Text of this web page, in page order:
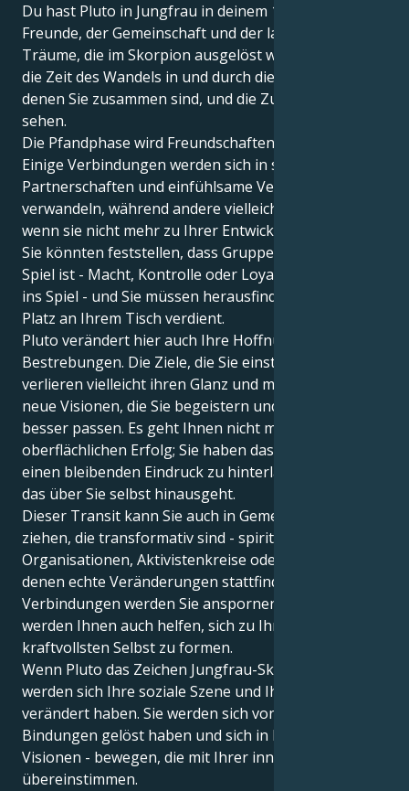
Du hast Pluto in Jungfrau in deinem 11. Haus der
Freunde, der Gemeinschaft und der langfristigen
Träume, die im Skorpion ausgelöst werden! Dies ist
die Zeit des Wandels in und durch die Menschen, mit
denen Sie zusammen sind, und die Zukunft, die Sie
sehen.
Die Pfandphase wird Freundschaften intensivieren.
Einige Verbindungen werden sich in starke
Partnerschaften und einfühlsame Verbindungen
verwandeln, während andere vielleicht verblassen,
wenn sie nicht mehr zu Ihrer Entwicklung beitragen.
Sie könnten feststellen, dass Gruppendynamik im
Spiel ist - Macht, Kontrolle oder Loyalität kommen
ins Spiel - und Sie müssen herausfinden, wer einen
Platz an Ihrem Tisch verdient.
Pluto verändert hier auch Ihre Hoffnungen und
Bestrebungen. Die Ziele, die Sie einst verfolgten,
verlieren vielleicht ihren Glanz und machen Platz für
neue Visionen, die Sie begeistern und die Ihnen
besser passen. Es geht Ihnen nicht mehr um
oberflächlichen Erfolg; Sie haben das Bedürfnis,
einen bleibenden Eindruck zu hinterlassen, etwas,
das über Sie selbst hinausgeht.
Dieser Transit kann Sie auch in Gemeinschaften
ziehen, die transformativ sind - spirituelle
Organisationen, Aktivistenkreise oder Netzwerke, in
denen echte Veränderungen stattfinden. Diese
Verbindungen werden Sie anspornen, aber sie
werden Ihnen auch helfen, sich zu Ihrem
kraftvollsten Selbst zu formen.
Wenn Pluto das Zeichen Jungfrau-Skorpion verlässt,
werden sich Ihre soziale Szene und Ihre Seele
verändert haben. Sie werden sich von oberflächlichen
Bindungen gelöst haben und sich in Kreisen - und
Visionen - bewegen, die mit Ihrer innersten Wahrheit
übereinstimmen.